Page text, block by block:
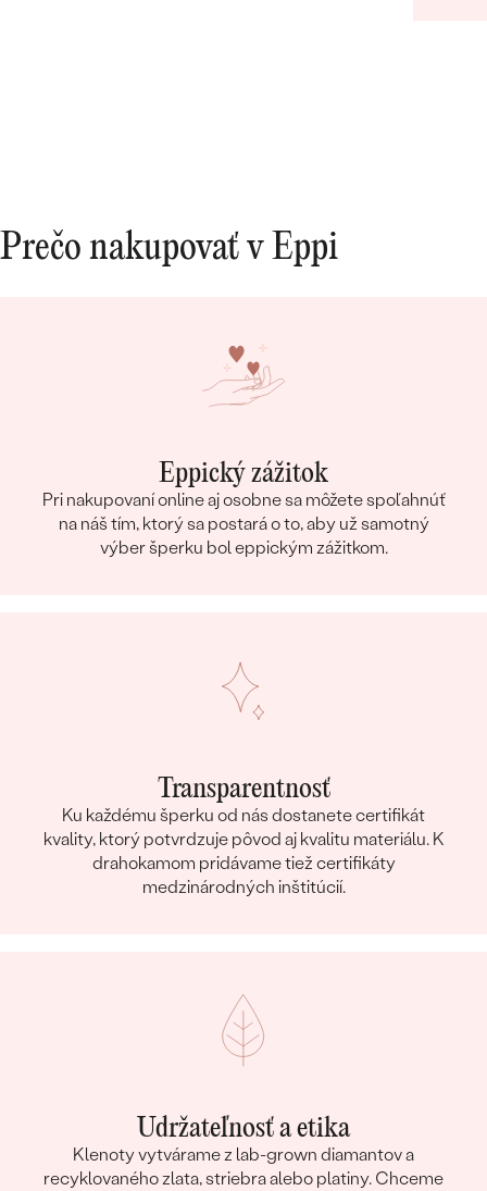
Prečo nakupovať v Eppi
Eppický zážitok
Pri nakupovaní online aj osobne sa môžete spoľahnúť
na náš tím, ktorý sa postará o to, aby už samotný
výber šperku bol eppickým zážitkom.
Transparentnosť
Ku každému šperku od nás dostanete certifikát
kvality, ktorý potvrdzuje pôvod aj kvalitu materiálu. K
drahokamom pridávame tiež certifikáty
medzinárodných inštitúcií.
Udržateľnosť a etika
Klenoty vytvárame z lab-grown diamantov a
recyklovaného zlata, striebra alebo platiny. Chceme